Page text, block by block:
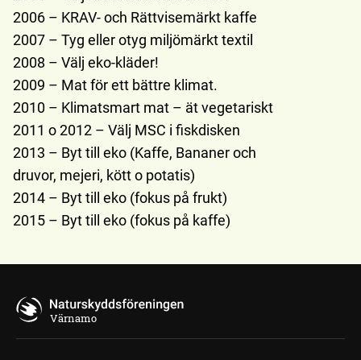
2006 – KRAV- och Rättvisemärkt kaffe
2007 – Tyg eller otyg miljömärkt textil
2008 – Välj eko-kläder!
2009 – Mat för ett bättre klimat.
2010 – Klimatsmart mat – ät vegetariskt
2011 o 2012 – Välj MSC i fiskdisken
2013 – Byt till eko (Kaffe, Bananer och
druvor, mejeri, kött o potatis)
2014 – Byt till eko (fokus på frukt)
2015 – Byt till eko (fokus på kaffe)
Värnamo